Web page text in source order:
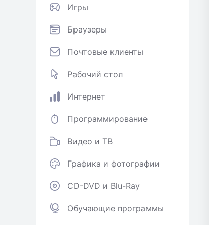
Игры
Браузеры
Почтовые клиенты
Рабочий стол
Интернет
Программирование
Видео и ТВ
Графика и фотографии
CD-DVD и Blu-Ray
Обучающие программы